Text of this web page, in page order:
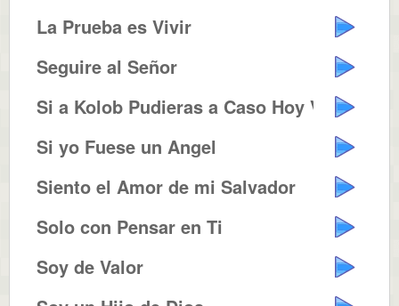
La Prueba es Vivir
Seguire al Señor
Si a Kolob Pudieras a Caso Hoy V...
Si yo Fuese un Angel
Siento el Amor de mi Salvador
Solo con Pensar en Ti
Soy de Valor